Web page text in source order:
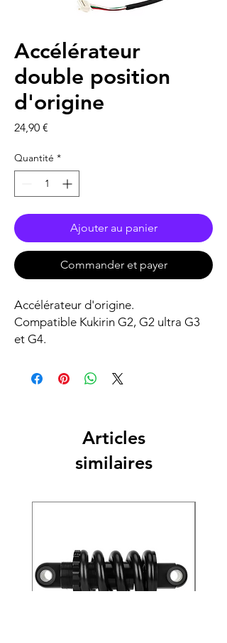
Accélérateur
double position
d'origine
24,90 €
Quantité *
Ajouter au panier
Commander et payer
Accélérateur d'origine.
Compatible Kukirin G2, G2 ultra G3
et G4.
Articles
similaires